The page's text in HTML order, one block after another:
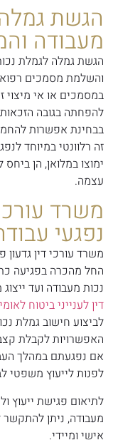
הגשת
מעבודה
הגשת גמלה לגמלת
והשלמת מסמכים
במסמכים או אי מיצוי
להפחתה בגובה
בבחינת אפשרות
זה רלוונטי במיוחד
ימוצו במלואן, הן
עצמה.
משרד
נפגעי
משרד עורכי דין
החל מהכרה בפגיעה
נכות מעבודה ועד
דין לענייני ביטוח לאומי
לביצוע חישוב גמלת
האפשרויות לקבלת
אם נפגעתם במהלך
לפנות לייעוץ משפטי
לתיאום פגישת ייעוץ
מעבודה, ניתן להתקשר
אישי ומיידי.